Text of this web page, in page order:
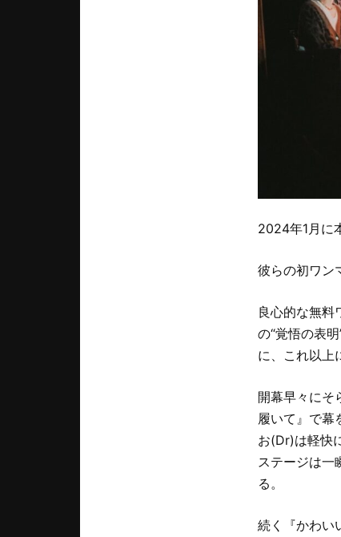
2024年1月に
彼らの初ワン
良心的な無料
の“覚悟の表
に、これ以上
開幕早々にそ
履いて』で幕
お(Dr)は軽快
ステージは一
る。
続く『かわい